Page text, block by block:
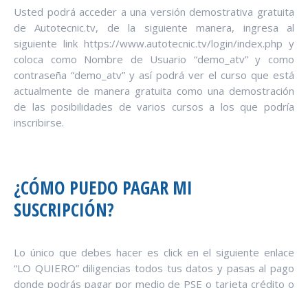
Usted podrá acceder a una versión demostrativa gratuita
de Autotecnic.tv, de la siguiente manera, ingresa al
siguiente link https://www.autotecnic.tv/login/index.php y
coloca como Nombre de Usuario “demo_atv” y como
contraseña “demo_atv” y así podrá ver el curso que está
actualmente de manera gratuita como una demostración
de las posibilidades de varios cursos a los que podría
inscribirse.
¿CÓMO PUEDO PAGAR MI
SUSCRIPCIÓN?
Lo único que debes hacer es click en el siguiente enlace
“LO QUIERO” diligencias todos tus datos y pasas al pago
donde podrás pagar por medio de PSE o tarjeta crédito o